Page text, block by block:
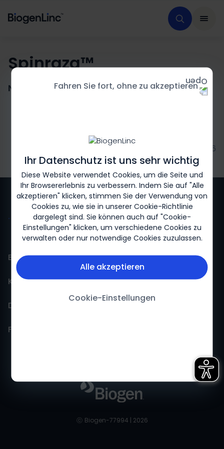
Ihr Datenschutz ist uns sehr wichtig
Diese Website verwendet Cookies, um die Seite und
Ihr Browsererlebnis zu verbessern. Indem Sie auf "Alle
akzeptieren" klicken, stimmen Sie der Verwendung von
Cookies zu, wie sie in unserer Cookie-Richtlinie
dargelegt sind. Sie können auch auf "Cookie-
Einstellungen" klicken, um verschiedene Cookies zu
verwalten oder nur notwendige Cookies zuzulassen.
Alle akzeptieren
Cookie-Einstellungen
Fahren Sie fort, ohne zu akzeptieren
Spinraza™
Nusinersen
Biogen-210842 02/2026
BiogenLinc
Events
FokusFortbildung
Neuroflix
Innovation
Kontakt
Pharmakovigilanz
Kontakt
Daten
Datenschutzerklärung
Cookie-Erklärung
Folgen Sie uns
Facebook
ⓒ Biogen-77994 | 2026